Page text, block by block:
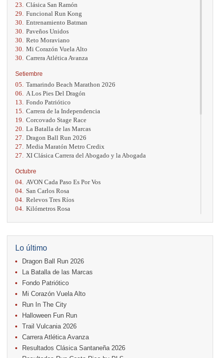
23. Clásica San Ramón
29. Funcional Run Kong
30. Entrenamiento Batman
30. Paveños Unidos
30. Reto Moraviano
30. Mi Corazón Vuela Alto
30. Carrera Atlética Avanza
Setiembre
05. Tamarindo Beach Marathon 2026
06.
A Los Pies Del Dragón
13. Fondo Patriótico
15. Carrera de la Independencia
19. Corcovado Stage Race
20. La Batalla de las Marcas
27. Dragon Ball Run 2026
27. Media Maratón Metro Credix
27.
XI Clásica Carrera del Abogado y la Abogada
Octubre
04. AVON Cada Paso Es Por Vos
04. San Carlos Rosa
04. Relevos Tres Ríos
04. Kilómetros Rosa
18. Casa Turire Trail Run
18.
Warriors Run Circuit
18. Samsung Jacó Beach Half Marathon 2026
25. KRun by Under Armour
25. Run Alajuela
31.
Halloween Fun Run
Noviembre
08. Lindora Run
15. Entre Pan y Rosas
Diciembre
06. Trail Vulcania 2026
12. Media Maratón Puntarenas 2026
Lo último
Dragon Ball Run 2026
La Batalla de las Marcas
Fondo Patriótico
Mi Corazón Vuela Alto
Run In The City
Halloween Fun Run
Trail Vulcania 2026
Carrera Atlética Avanza
Resultados Clásica Santaneña 2026